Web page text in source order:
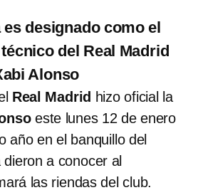
designado como el
del Real Madrid
Alonso
Real Madrid hizo oficial la
este lunes 12 de enero
año en el banquillo del
a conocer al
las riendas del club.